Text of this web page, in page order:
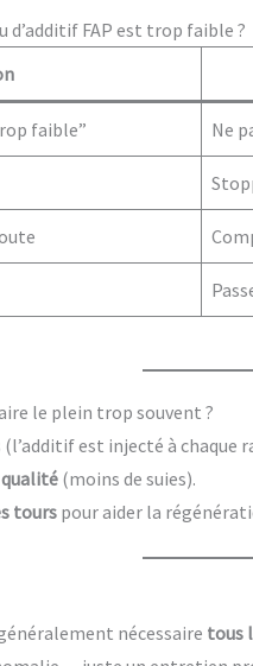
d’additif FAP est trop faible ?
faible” Ne
le plein trop souvent ?
est injecté à chaque
(moins de suies).
tours pour aider la
nécessaire tous